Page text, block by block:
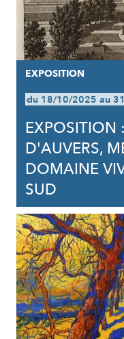
EXPOSITION
du 18/10/2025 au
EXPOSITION
D'AUVERS,
DOMAINE
SUD